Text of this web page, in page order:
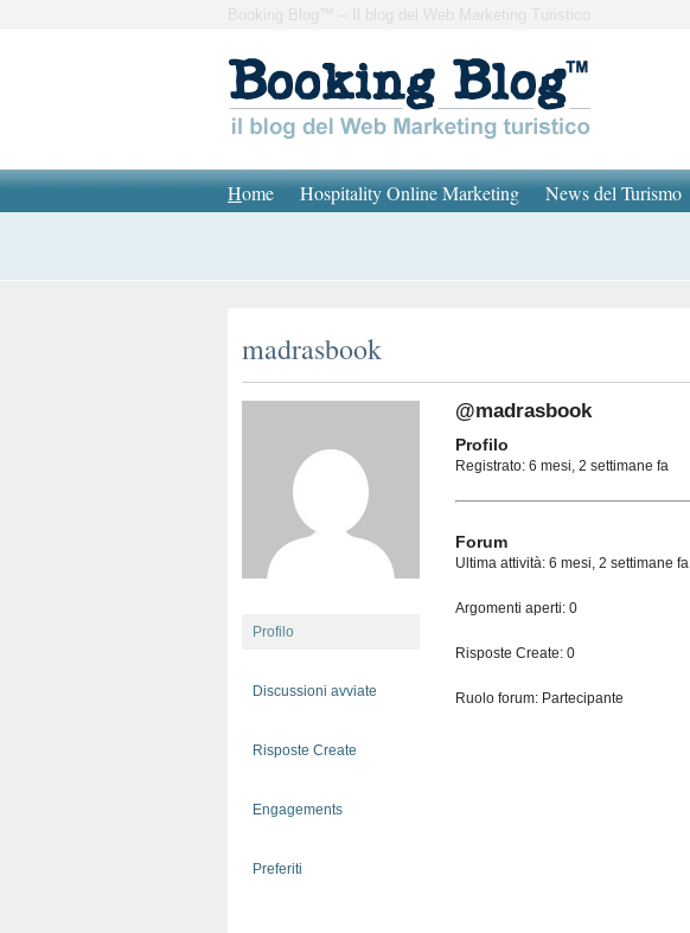
Booking Blog™ – Il blog del Web Marketing Turistico
Home Hospitality Online Marketing News del Turismo
madrasbook
Profilo
Discussioni avviate
Risposte Create
Engagements
Preferiti
@madrasbook
Profilo
Registrato: 6 mesi, 2 settimane fa
Forum
Ultima attività: 6 mesi, 2 settimane fa
Argomenti aperti: 0
Risposte Create: 0
Ruolo forum: Partecipante